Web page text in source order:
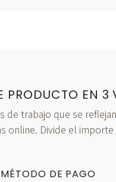
PRODUCTO EN 3
de trabajo que se
online. Divide el
DE PAGO